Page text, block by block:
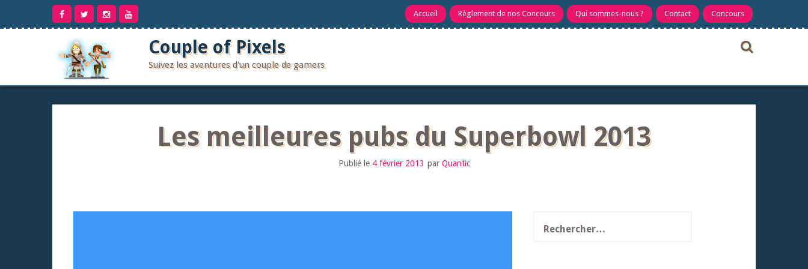
contenu
Accueil Règlement de nos Concours Qui sommes-nous ? Contact Concours
Couple of Pixels
Suivez les aventures d'un couple de gamers
Les meilleures pubs du Superbowl 2013
Publié le 4 février 2013 par Quantic